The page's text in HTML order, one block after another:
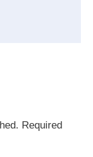
Required